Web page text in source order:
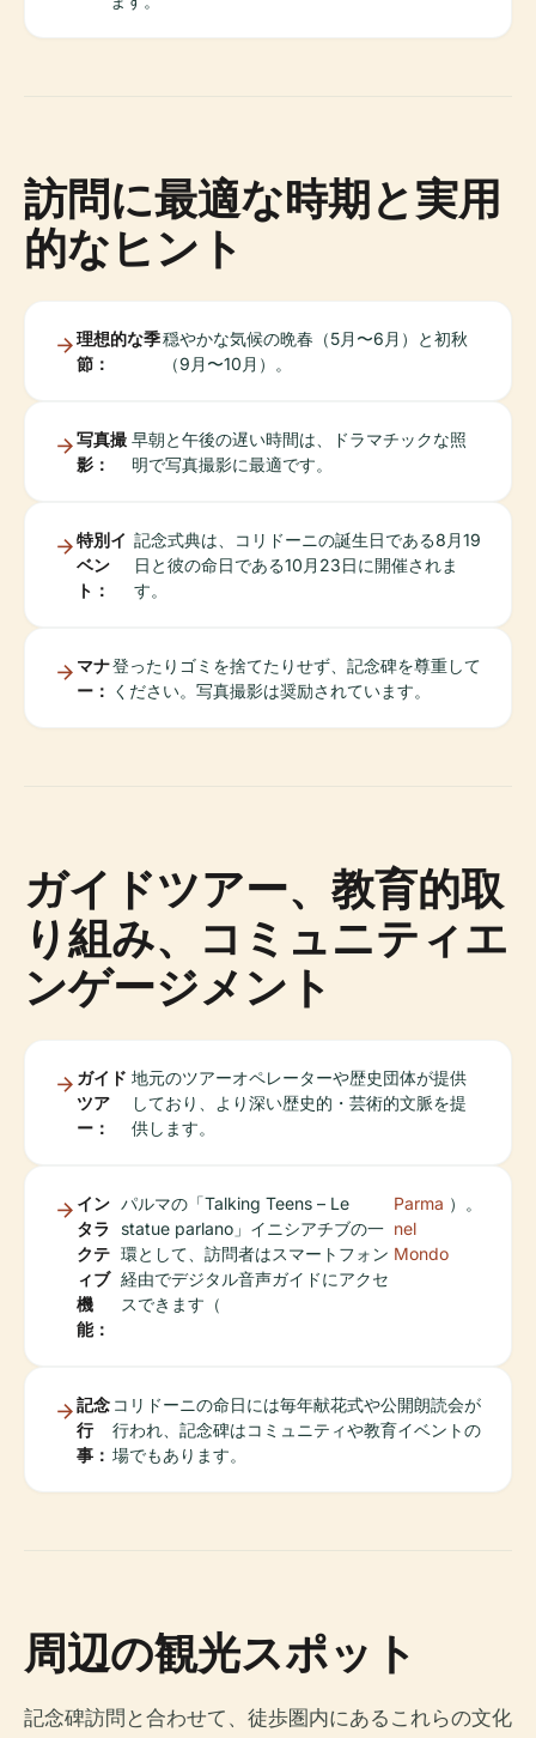
訪問に最適な時期と実用
的なヒント
理想的な季
節：
穏やかな気候の晩春（5月〜6月）と初秋
（9月〜10月）。
写真撮
影：
早朝と午後の遅い時間は、ドラマチックな照
明で写真撮影に最適です。
特別イ
ベン
ト：
記念式典は、コリドーニの誕生日である8月19
日と彼の命日である10月23日に開催されま
す。
マナ
ー：
登ったりゴミを捨てたりせず、記念碑を尊重して
ください。写真撮影は奨励されています。
ガイドツアー、教育的取
り組み、コミュニティエ
ンゲージメント
ガイド
ツア
ー：
地元のツアーオペレーターや歴史団体が提供
しており、より深い歴史的・芸術的文脈を提
供します。
イン
タラ
クテ
ィブ
機
能：
パルマの「Talking Teens – Le
statue parlano」イニシアチブの一
環として、訪問者はスマートフォン
経由でデジタル音声ガイドにアクセ
スできます（
Parma
nel
Mondo
）。
記念
行
事：
コリドーニの命日には毎年献花式や公開朗読会が
行われ、記念碑はコミュニティや教育イベントの
場でもあります。
周辺の観光スポット
記念碑訪問と合わせて、徒歩圏内にあるこれらの文化